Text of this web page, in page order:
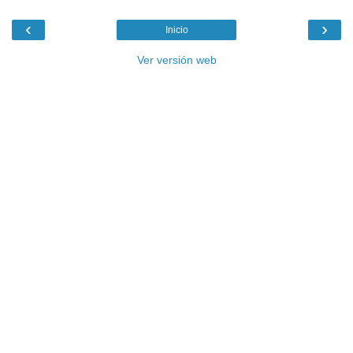
‹ ›
Inicio
Ver versión web